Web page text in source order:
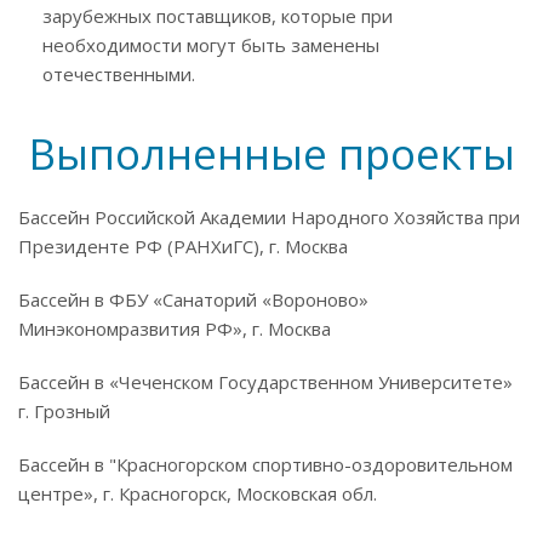
зарубежных поставщиков, которые при
необходимости могут быть заменены
отечественными.
Выполненные проекты
Бассейн Российской Академии Народного Хозяйства при
Президенте РФ (РАНХиГС), г. Москва
Бассейн в ФБУ «Санаторий «Вороново»
Минэкономразвития РФ», г. Москва
Бассейн в «Чеченском Государственном Университете»
г. Грозный
Бассейн в "Красногорском спортивно-оздоровительном
центре», г. Красногорск, Московская обл.